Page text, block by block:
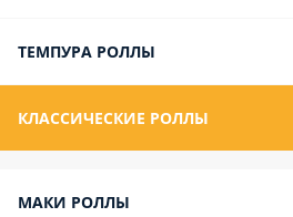
ТЕМПУРА РОЛЛЫ
КЛАССИЧЕСКИЕ РОЛЛЫ
МАКИ РОЛЛЫ